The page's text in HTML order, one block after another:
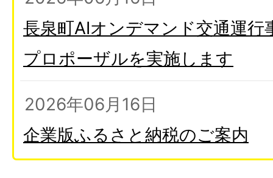
長泉町AIオンデマンド交通運行
プロポーザルを実施します
2026年06月16日
企業版ふるさと納税のご案内